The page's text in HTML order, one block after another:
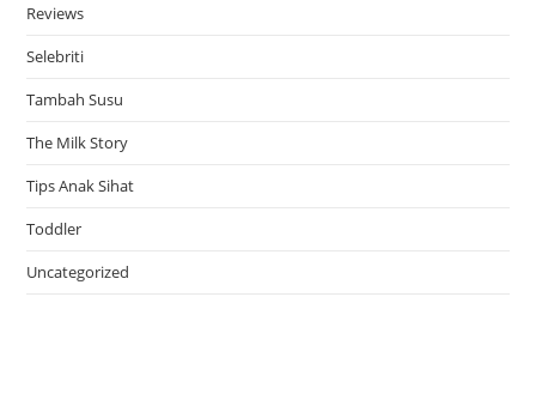
Reviews
Selebriti
Tambah Susu
The Milk Story
Tips Anak Sihat
Toddler
Uncategorized